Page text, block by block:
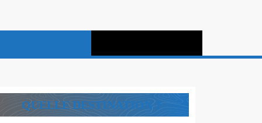
QUELLE DESTINATION ?